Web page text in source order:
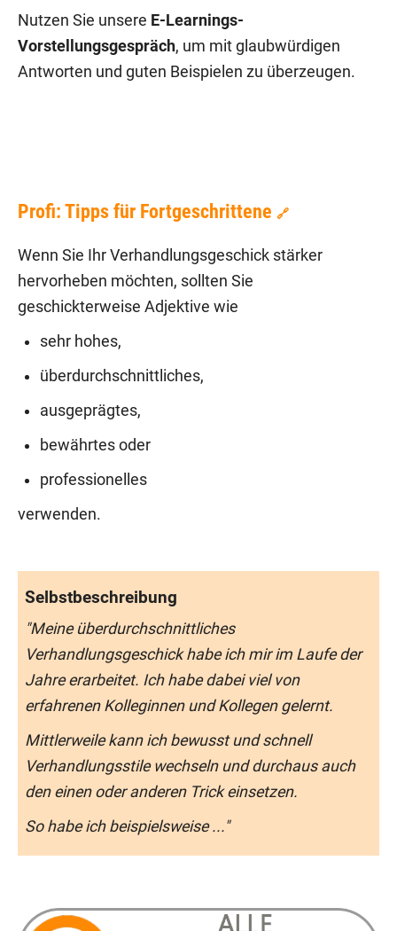
Nutzen Sie unsere E-Learnings-
Vorstellungsgespräch, um mit glaubwürdigen
Antworten und guten Beispielen zu überzeugen.
Profi: Tipps für Fortgeschrittene 🔗
Wenn Sie Ihr Verhandlungsgeschick stärker
hervorheben möchten, sollten Sie
geschickterweise Adjektive wie
sehr hohes,
überdurchschnittliches,
ausgeprägtes,
bewährtes oder
professionelles
verwenden.
Selbstbeschreibung
"Meine überdurchschnittliches
Verhandlungsgeschick habe ich mir im Laufe der
Jahre erarbeitet. Ich habe dabei viel von
erfahrenen Kolleginnen und Kollegen gelernt.
Mittlerweile kann ich bewusst und schnell
Verhandlungsstile wechseln und durchaus auch
den einen oder anderen Trick einsetzen.
So habe ich beispielsweise ..."